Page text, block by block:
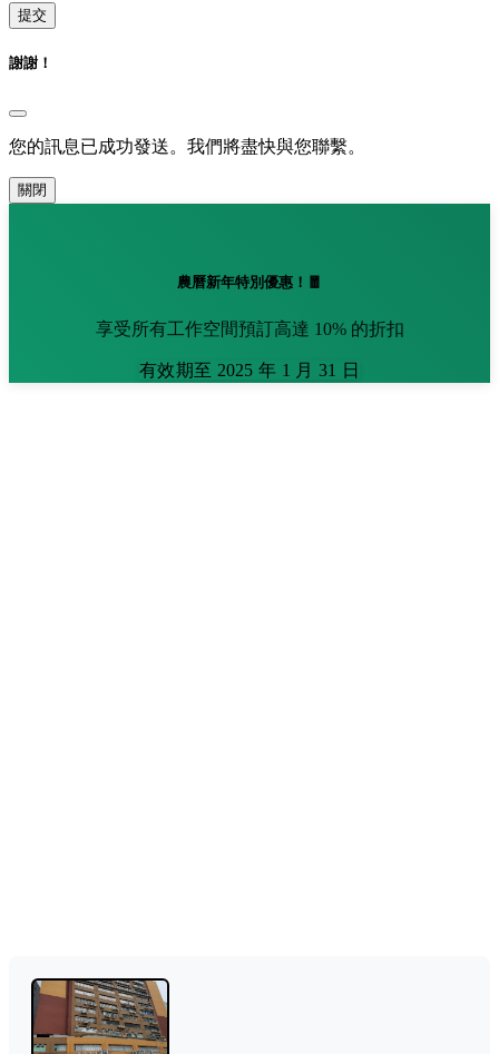
提交
謝謝！
您的訊息已成功發送。我們將盡快與您聯繫。
關閉
農曆新年特別優惠！🧧
享受所有工作空間預訂高達 10% 的折扣
有效期至 2025 年 1 月 31 日